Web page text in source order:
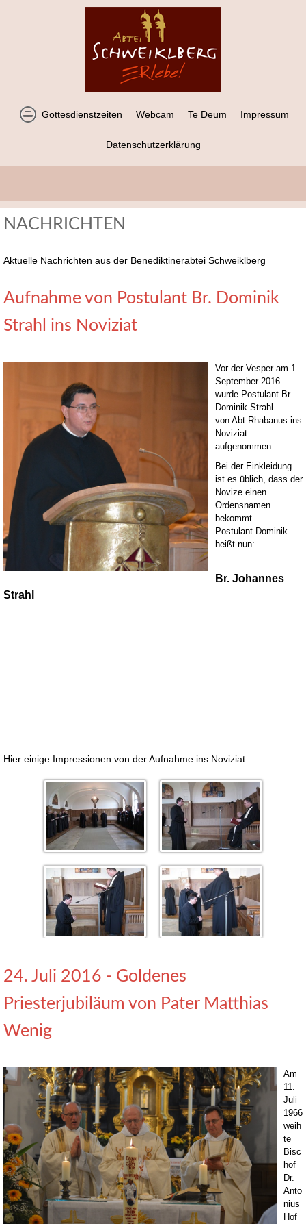
Gottesdienstzeiten Webcam Te Deum Impressum
Datenschutzerklärung
NACHRICHTEN
Aktuelle Nachrichten aus der Benediktinerabtei Schweiklberg
Aufnahme von Postulant Br. Dominik
Strahl ins Noviziat
Vor der Vesper am 1.
September 2016
wurde Postulant Br.
Dominik Strahl
von Abt Rhabanus ins
Noviziat
aufgenommen.
Bei der Einkleidung
ist es üblich, dass der
Novize einen
Ordensnamen
bekommt.
Postulant Dominik
heißt nun:
Br. Johannes
Strahl
Hier einige Impressionen von der Aufnahme ins Noviziat:
24. Juli 2016 - Goldenes
Priesterjubiläum von Pater Matthias
Wenig
Am
11.
Juli
1966
weih
te
Bisc
hof
Dr.
Anto
nius
Hof